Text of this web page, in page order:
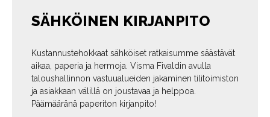
SÄHKÖINEN KIRJANPITO
Kustannustehokkaat sähköiset ratkaisumme säästävät
aikaa, paperia ja hermoja. Visma Fivaldin avulla
taloushallinnon vastuualueiden jakaminen tilitoimiston
ja asiakkaan välillä on joustavaa ja helppoa.
Päämääränä paperiton kirjanpito!